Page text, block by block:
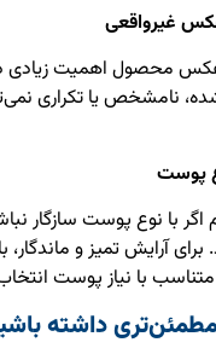
غیرواقعی
عکس محصول اهمیت زیادی
نامشخص یا تکراری
پوست
با نوع پوست سازگار
آرایش تمیز و
با نیاز پوست
داشته